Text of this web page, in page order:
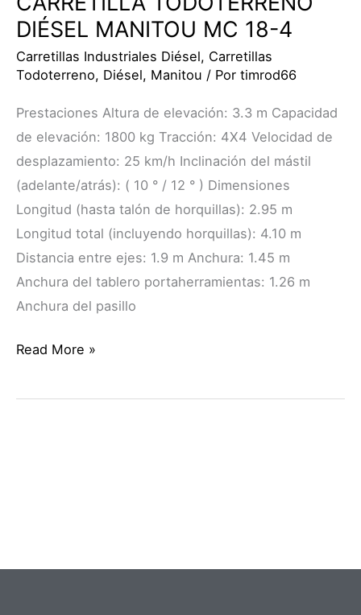
DIÉSEL MANITOU MC 18-4
Carretillas Industriales Diésel, Carretillas
Todoterreno, Diésel, Manitou / Por timrod66
Prestaciones Altura de elevación: 3.3 m Capacidad
de elevación: 1800 kg Tracción: 4X4 Velocidad de
desplazamiento: 25 km/h Inclinación del mástil
(adelante/atrás): ( 10 ° / 12 ° ) Dimensiones
Longitud (hasta talón de horquillas): 2.95 m
Longitud total (incluyendo horquillas): 4.10 m
Distancia entre ejes: 1.9 m Anchura: 1.45 m
Anchura del tablero portaherramientas: 1.26 m
Anchura del pasillo
Read More »